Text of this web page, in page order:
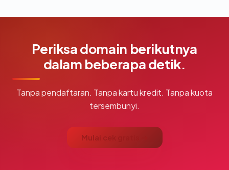
Periksa domain berikutnya
dalam beberapa detik.
Tanpa pendaftaran. Tanpa kartu kredit. Tanpa kuota
tersembunyi.
Mulai cek gratis →